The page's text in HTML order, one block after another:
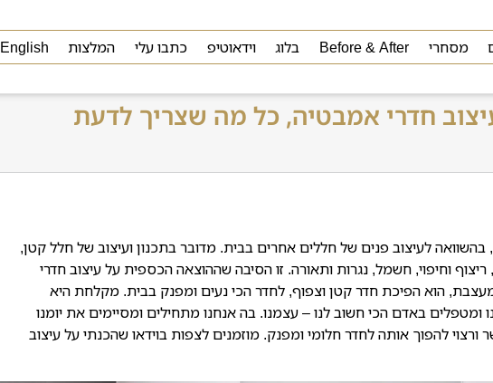
מסחרי Before & After בלוג וידאוטיפ כתבו עלי המלצות English
חדרי אמבטיה, כל מה שצריך לדעת
בהשוואה לעיצוב פנים של חללים אחרים בבית. מדובר בתכנון ועיצוב של חלל קטן,
וחיפוי, חשמל, נגרות ותאורה. זו הסיבה שההוצאה הכספית על עיצוב חדרי
הוא הפיכת חדר קטן וצפוף, לחדר הכי נעים ומפנק בבית. מקלחת היא
באדם הכי חשוב לנו – עצמנו. בה אנחנו מתחילים ומסיימים את יומנו
להפוך אותה לחדר חלומי ומפנק. מוזמנים לצפות בוידאו שהכנתי על עיצוב